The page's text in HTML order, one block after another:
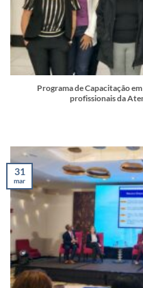
Programa de Capacitação
profissionais da
31
mar